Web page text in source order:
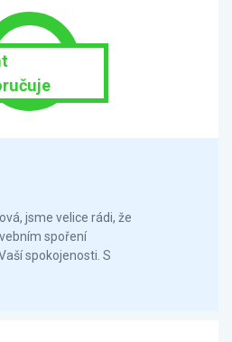
jsme velice rádi, že
spoření
spokojenosti. S